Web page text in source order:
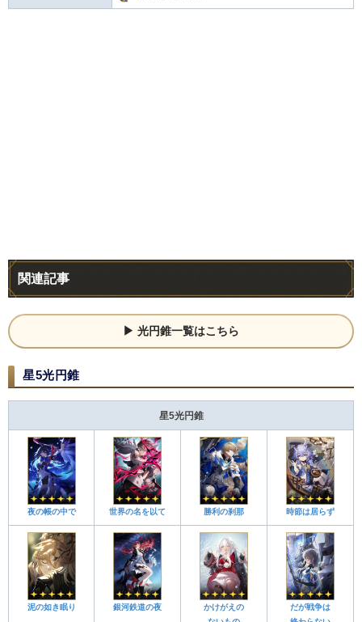
関連記事
光円錐一覧はこちら
星5光円錐
星5光円錐
夜の帳の中で 世界の名を以て 勝利の刹那 時節は居らず
泥の如き眠り 銀河鉄道の夜
かけがえの
だが戦争は